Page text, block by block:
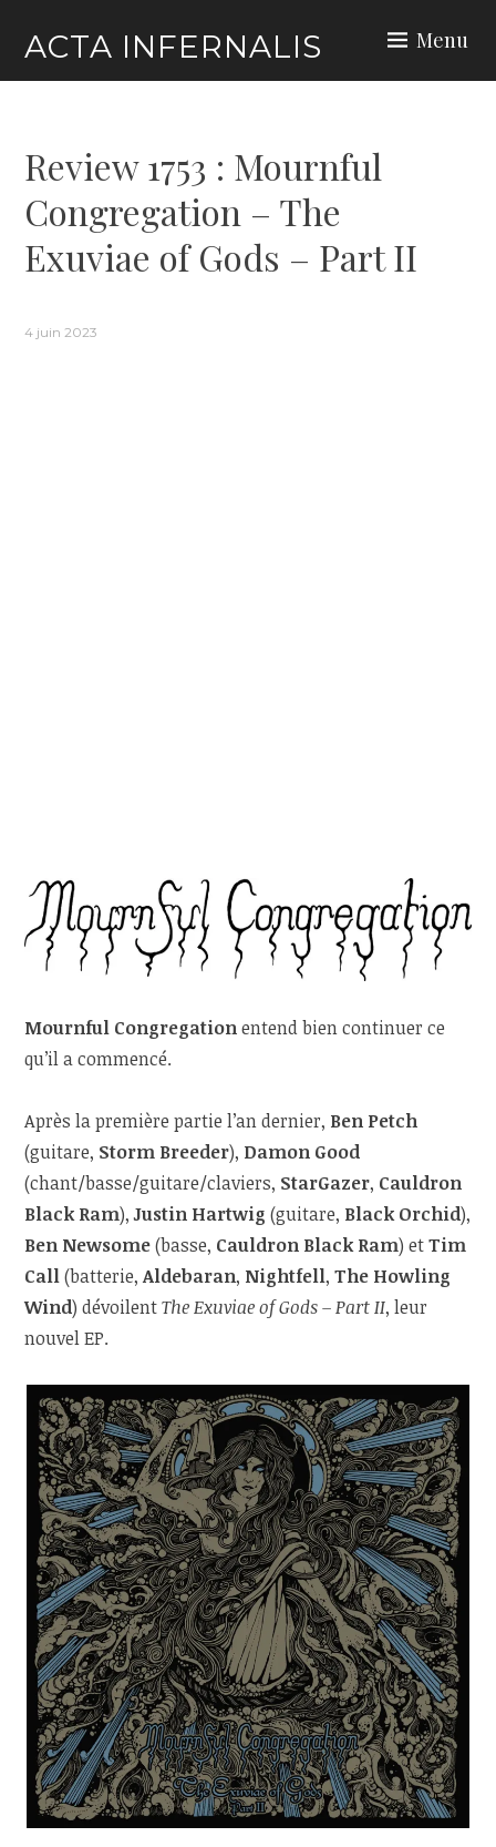
content
ACTA INFERNALIS Menu
Review 1753 : Mournful
Congregation – The
Exuviae of Gods – Part II
4 juin 2023
Mournful Congregationentend bien continuer ce
qu’il a commencé.
Après la première partie l’an dernier, Ben Petch
(guitare, Storm Breeder), Damon Good
(chant/basse/guitare/claviers, StarGazer, Cauldron
Black Ram),Justin Hartwig (guitare, Black Orchid),
Ben Newsome(basse, Cauldron Black Ram) etTim
Call(batterie,Aldebaran, Nightfell,The Howling
Wind) dévoilentThe Exuviae of Gods – Part II, leur
nouvel EP.